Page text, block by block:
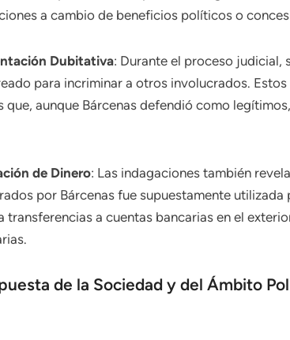
a cambio de beneficios políticos o
Dubitativa: Durante el proceso judicial,
para incriminar a otros involucrados.
que, aunque Bárcenas defendió como
de Dinero: Las indagaciones también
por Bárcenas fue supuestamente
transferencias a cuentas bancarias en el
de la Sociedad y del Ámbito